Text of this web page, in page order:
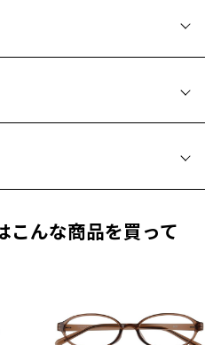
料金を知りたい方へ
質保証
合、保証期間は初期の期間から
交換券」をお選びのうえ、
をお買い求めください。
「レンズ交換券」はお選び
こんな商品を買って